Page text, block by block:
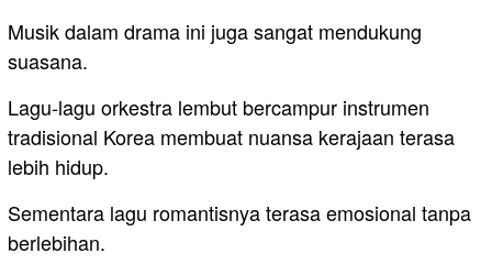
Musik dalam drama ini juga sangat mendukung
suasana.
Lagu-lagu orkestra lembut bercampur instrumen
tradisional Korea membuat nuansa kerajaan terasa
lebih hidup.
Sementara lagu romantisnya terasa emosional tanpa
berlebihan.